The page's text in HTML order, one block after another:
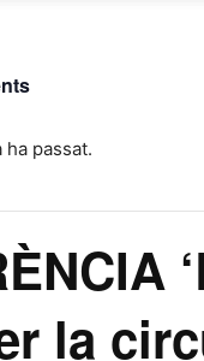
passat.
la